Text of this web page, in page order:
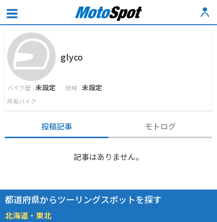
glyco
バイク歴 未設定 地域 未設定
所有バイク
投稿記事 モトログ
記事はありません。
都道府県からツーリングスポットを探す
北海道・東北